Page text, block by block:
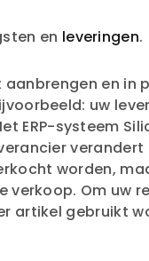
en leveringen.
en in
uw
ERP-systeem
worden,
verkoop. Om uw
artikel gebruikt